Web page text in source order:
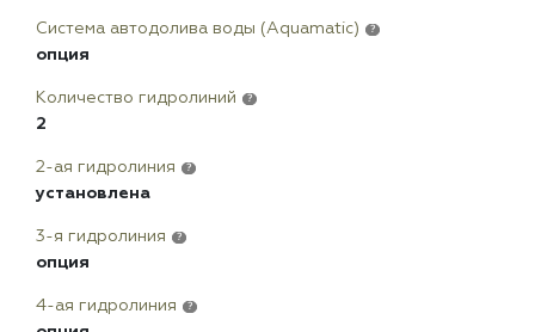
Система автодолива воды (Aquamatic) ?
опция
Количество гидролиний ?
2
2-ая гидролиния ?
установлена
3-я гидролиния ?
опция
4-ая гидролиния ?